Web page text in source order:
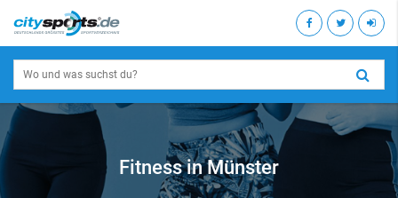
Fitness in Münster